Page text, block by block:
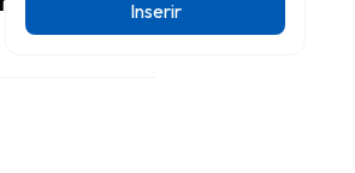
Inserir